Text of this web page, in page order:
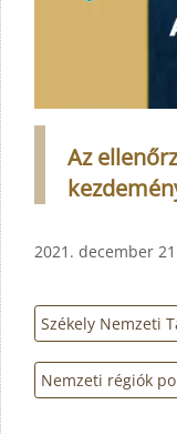
Az
2021. december 21
Székely Nemzeti
Nemzeti régiók